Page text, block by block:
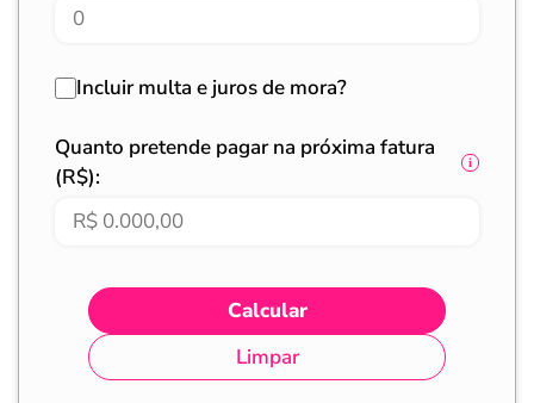
Incluir multa e juros de mora?
Quanto pretende pagar na próxima fatura
(R$):
Calcular
Limpar